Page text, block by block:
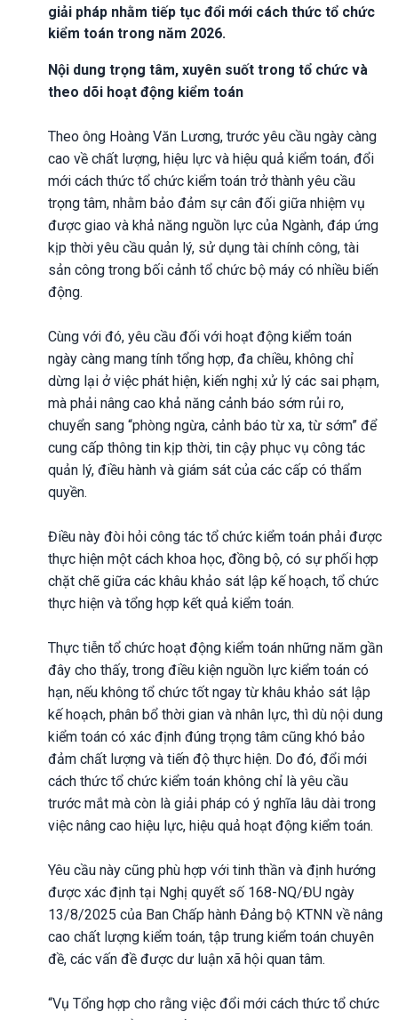
giải pháp nhằm tiếp tục đổi mới cách thức tổ chức
kiểm toán trong năm 2026.
Nội dung trọng tâm, xuyên suốt trong tổ chức và
theo dõi hoạt động kiểm toán
Theo ông Hoàng Văn Lương, trước yêu cầu ngày càng
cao về chất lượng, hiệu lực và hiệu quả kiểm toán, đổi
mới cách thức tổ chức kiểm toán trở thành yêu cầu
trọng tâm, nhằm bảo đảm sự cân đối giữa nhiệm vụ
được giao và khả năng nguồn lực của Ngành, đáp ứng
kịp thời yêu cầu quản lý, sử dụng tài chính công, tài
sản công trong bối cảnh tổ chức bộ máy có nhiều biến
động.
Cùng với đó, yêu cầu đối với hoạt động kiểm toán
ngày càng mang tính tổng hợp, đa chiều, không chỉ
dừng lại ở việc phát hiện, kiến nghị xử lý các sai phạm,
mà phải nâng cao khả năng cảnh báo sớm rủi ro,
chuyển sang “phòng ngừa, cảnh báo từ xa, từ sớm” để
cung cấp thông tin kịp thời, tin cậy phục vụ công tác
quản lý, điều hành và giám sát của các cấp có thẩm
quyền.
Điều này đòi hỏi công tác tổ chức kiểm toán phải được
thực hiện một cách khoa học, đồng bộ, có sự phối hợp
chặt chẽ giữa các khâu khảo sát lập kế hoạch, tổ chức
thực hiện và tổng hợp kết quả kiểm toán.
Thực tiễn tổ chức hoạt động kiểm toán những năm gần
đây cho thấy, trong điều kiện nguồn lực kiểm toán có
hạn, nếu không tổ chức tốt ngay từ khâu khảo sát lập
kế hoạch, phân bổ thời gian và nhân lực, thì dù nội dung
kiểm toán có xác định đúng trọng tâm cũng khó bảo
đảm chất lượng và tiến độ thực hiện. Do đó, đổi mới
cách thức tổ chức kiểm toán không chỉ là yêu cầu
trước mắt mà còn là giải pháp có ý nghĩa lâu dài trong
việc nâng cao hiệu lực, hiệu quả hoạt động kiểm toán.
Yêu cầu này cũng phù hợp với tinh thần và định hướng
được xác định tại Nghị quyết số 168-NQ/ĐU ngày
13/8/2025 của Ban Chấp hành Đảng bộ KTNN về nâng
cao chất lượng kiểm toán, tập trung kiểm toán chuyên
đề, các vấn đề được dư luận xã hội quan tâm.
“Vụ Tổng hợp cho rằng việc đổi mới cách thức tổ chức